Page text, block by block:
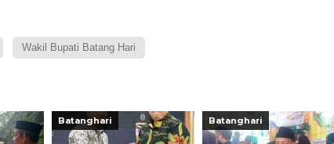
Wakil Bupati Batang Hari
Batanghari Batanghari